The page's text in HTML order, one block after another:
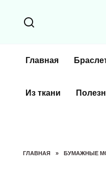
содержанию
Главная
Из ткани
ГЛАВНАЯ » БУМАЖНЫЕ